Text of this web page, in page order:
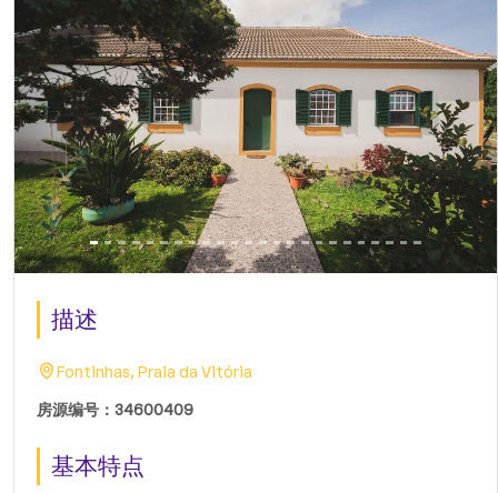
描述
Fontinhas, Praia da Vitória
房源编号：34600409
基本特点